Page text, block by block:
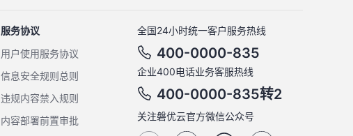
服务协议
用户使用服务协议
信息安全规则总则
违规内容禁入规则
内容部署前置审批
全国24小时统一客户服务热线
400-0000-835
企业400电话业务客服热线
400-0000-835转2
关注磐优云官方微信公众号